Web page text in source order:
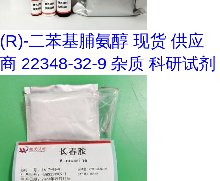
(R)-二苯基脯氨醇 现货 供应
商 22348-32-9 杂质 科研试剂